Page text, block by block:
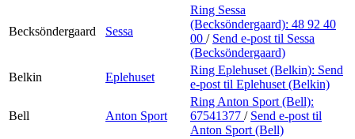
Becksöndergaard Sessa
Ring Sessa
(Becksöndergaard): 48 92 40
00 / Send e-post til Sessa
(Becksöndergaard)
Belkin
Eplehuset
Ring Eplehuset (Belkin): Send
e-post til Eplehuset (Belkin)
Bell Anton Sport
Ring Anton Sport (Bell):
67541377 / Send e-post til
Anton Sport (Bell)